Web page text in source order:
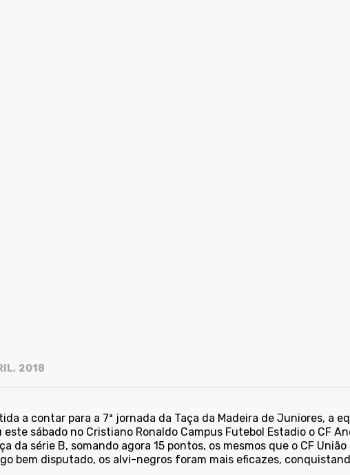
2018
a contar para a 7ª jornada da Taça da Madeira de Juniores, a
este sábado no Cristiano Ronaldo Campus Futebol Estadio o CF
da série B, somando agora 15 pontos, os mesmos que o CF União
bem disputado, os alvi-negros foram mais eficazes,